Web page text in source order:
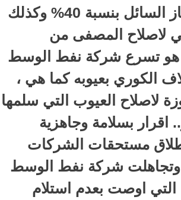
البانزين فقط فضلا عن وجود نقص في انتاج الغاز السائل بنسبة 40% وكذلك
لاصلاح المصفى من
هو تسرع شركة نفط الوسط
الكوري بعيوبه كما هي ،
لاصلاح العيوب التي سلمها
اقرار بسلامة وجاهزية
مستحقات الشركات
بل وتجاهلت شركة نفط الوسط
التي اوصت بعدم استلام